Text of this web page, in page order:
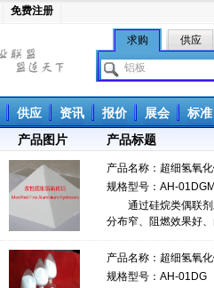
免费注册
求购 供应
供应 资讯 报价 展会
标准
产品图片 产品标题
产品名称： 超细氢氧
规格型号：AH-
通过硅烷类偶联剂
分布窄、阻燃效果好
化铝可改善氢氧化铝
产品名称： 超细氢氧
规格型号：AH-01DG